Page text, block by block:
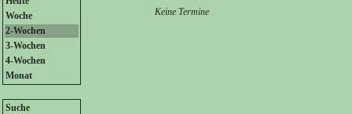
Woche
2-Wochen
3-Wochen
4-Wochen
Monat
Suche
Keine Termine